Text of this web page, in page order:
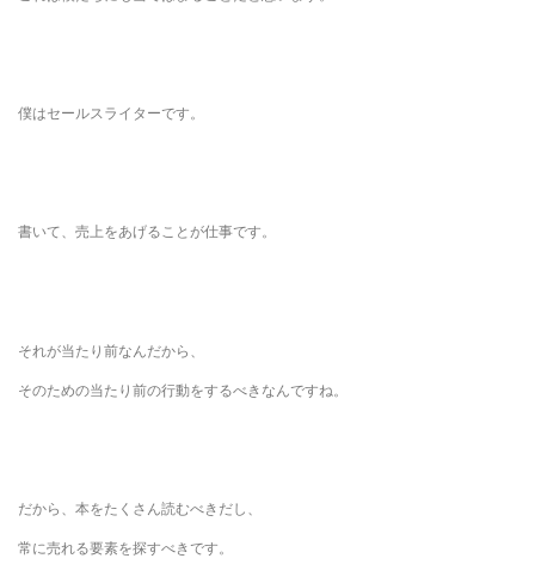
僕はセールスライターです。
書いて、売上をあげることが仕事です。
それが当たり前なんだから、
そのための当たり前の行動をするべきなんですね。
だから、本をたくさん読むべきだし、
常に売れる要素を探すべきです。